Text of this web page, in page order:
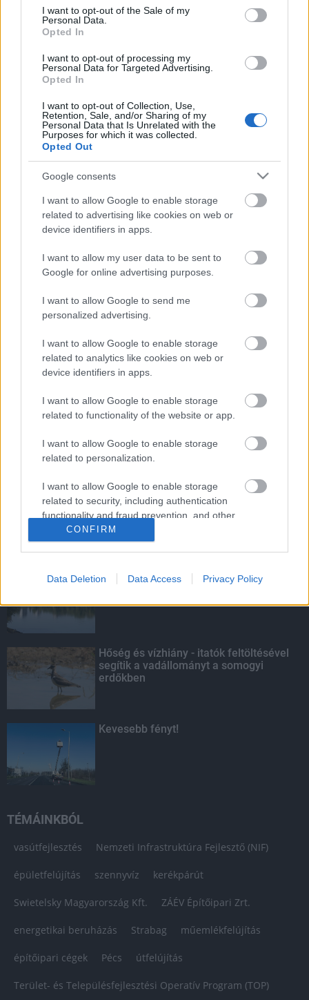
consent section.
I want to opt-out of the Sale of my
Personal Data.
Opted In
I want to opt-out of processing my
Personal Data for Targeted Advertising.
Opted In
I want to opt-out of Collection, Use,
Retention, Sale, and/or Sharing of my
Personal Data that Is Unrelated with the
Purposes for which it was collected.
Opted Out
Google consents
I want to allow Google to enable storage
related to advertising like cookies on web or
device identifiers in apps.
I want to allow my user data to be sent to
Google for online advertising purposes.
I want to allow Google to send me
personalized advertising.
I want to allow Google to enable storage
related to analytics like cookies on web or
device identifiers in apps.
I want to allow Google to enable storage
related to functionality of the website or app.
I want to allow Google to enable storage
related to personalization.
I want to allow Google to enable storage
related to security, including authentication
functionality and fraud prevention, and other
user protection.
CONFIRM
Data Deletion Data Access Privacy Policy
Országos hírek
KECSKEMÉTEN IS SZAKIRÁNYÚ
TOVÁBBKÉPZÉSEKKEL ERŐSÍT A GÁL FERENC
EGYETEM
HÍRDETÉS
HÍRDETÉS
LEGOLVASOTTABB
Megnyílt a világ első olyan
gyógyszertára, ahol pirulák helyett
világbajnoki mezőnyt
Ikonikus nosztalgiahajókkal
KIEMELT
Megérkezett az eső a Duna
Hőség és vízhiány - itatók feltöltésével
segítik a vadállományt a somogyi
erdőkben
Kevesebb fényt!
TÉMÁINKBÓL
vasútfejlesztés Nemzeti Infrastruktúra Fejlesztő (NIF)
épületfelújítás szennyvíz kerékpárút
Swietelsky Magyarország Kft. ZÁÉV Építőipari Zrt.
energetikai beruházás Strabag műemlékfelújítás
építőipari cégek Pécs útfelújítás
Terület- és Településfejlesztési Operatív Program (TOP)